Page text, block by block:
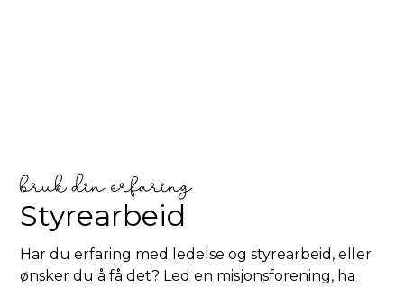
bruk din erfaring
Styrearbeid
Har du erfaring med ledelse og styrearbeid, eller
ønsker du å få det? Led en misjonsforening, ha